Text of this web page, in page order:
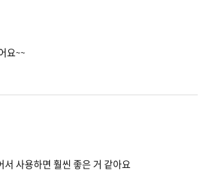
요~~
서 사용하면 훨씬 좋은 거 같아요